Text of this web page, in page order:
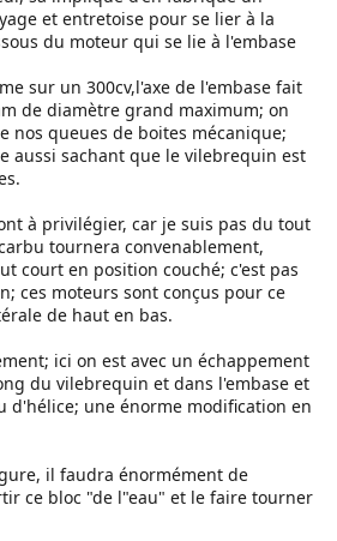
et entretoise pour se lier à la
du moteur qui se lie à l'embase
sur un 300cv,l'axe de l'embase fait
de diamètre grand maximum; on
nos queues de boites mécanique;
aussi sachant que le vilebrequin est
à privilégier, car je suis pas du tout
tournera convenablement,
court en position couché; c'est pas
ces moteurs sont conçus pour ce
de haut en bas.
ici on est avec un échappement
du vilebrequin et dans l'embase et
d'hélice; une énorme modification en
il faudra énormément de
ce bloc "de l"eau" et le faire tourner